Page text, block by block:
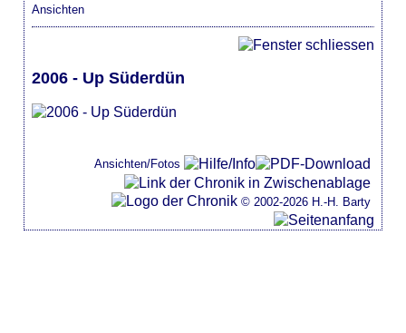
Ansichten
2006 - Up Süderdün
Ansichten/Fotos
© 2002-2026 H.-H. Barty